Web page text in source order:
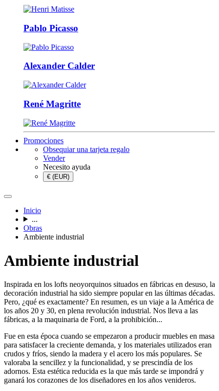
Pablo Picasso
Alexander Calder
René Magritte
Promociones
Obsequiar una tarjeta regalo
Vender
Necesito ayuda
€ (EUR)
Inicio
...
Obras
Ambiente industrial
Ambiente industrial
Inspirada en los lofts neoyorquinos situados en fábricas en desuso, la
decoración industrial ha sido siempre popular en las últimas décadas.
Pero, ¿qué es exactamente? En resumen, es un viaje a la América de
los años 20 y 30, en plena revolución industrial. Nos lleva a las
fábricas, a la maquinaria de Ford, a la prohibición...
Fue en esta época cuando se empezaron a producir muebles en masa
para satisfacer la creciente demanda, y los materiales utilizados eran
crudos y fríos, siendo la madera y el acero los más populares. Se
valoraba la sencillez y la funcionalidad, y se prescindía de los
adornos. Esta estética reducida es la que más tarde se impondrá y
ganará los corazones de los diseñadores en los años venideros.